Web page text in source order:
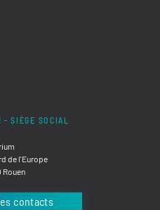
SIÈGE SOCIAL
de l'Europe
Rouen
contacts